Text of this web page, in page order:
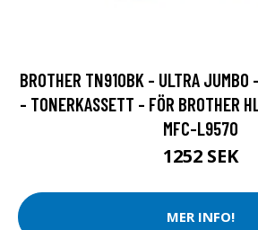
BROTHER TN910BK - ULTRA JUMBO
- TONERKASSETT - FÖR BROTHER
MFC-L9570
1252 SEK
MER INFO!